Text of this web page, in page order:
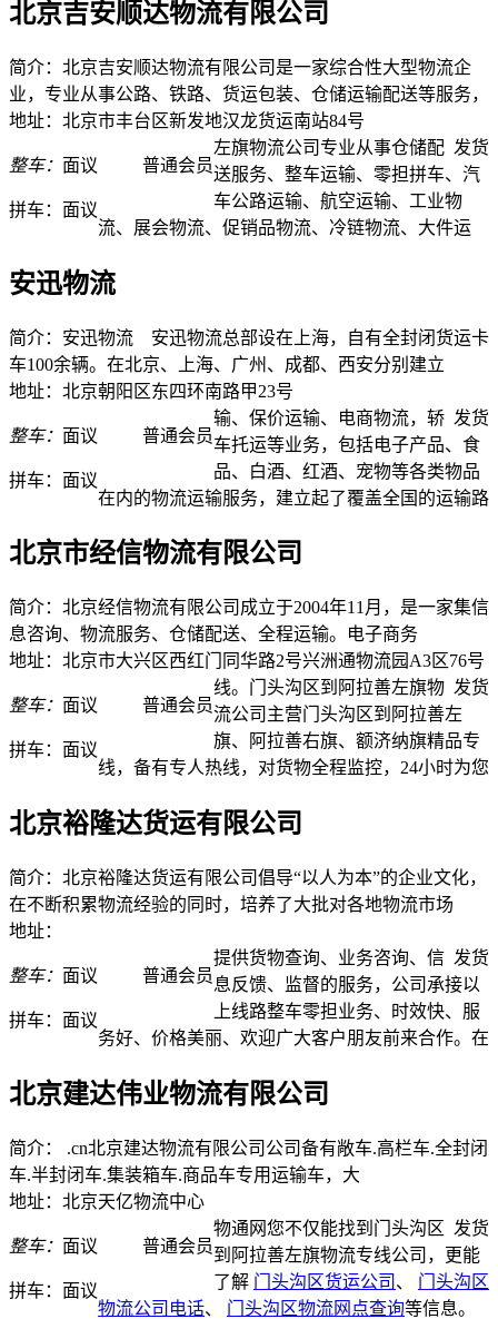
北京吉安顺达物流有限公司
简介：北京吉安顺达物流有限公司是一家综合性大型物流企
业，专业从事公路、铁路、货运包装、仓储运输配送等服务，
地址：北京市丰台区新发地汉龙货运南站84号
整车： 面议
拼车： 面议
普通会员
发货
安迅物流
简介：安迅物流 安迅物流总部设在上海，自有全封闭货运卡
车100余辆。在北京、上海、广州、成都、西安分别建立
地址：北京朝阳区东四环南路甲23号
整车： 面议
拼车： 面议
普通会员
发货
北京市经信物流有限公司
简介：北京经信物流有限公司成立于2004年11月，是一家集信
息咨询、物流服务、仓储配送、全程运输。电子商务
地址：北京市大兴区西红门同华路2号兴洲通物流园A3区76号
整车： 面议
拼车： 面议
普通会员
发货
北京裕隆达货运有限公司
简介：北京裕隆达货运有限公司倡导“以人为本”的企业文化，
在不断积累物流经验的同时，培养了大批对各地物流市场
地址：
整车： 面议
拼车： 面议
普通会员
发货
北京建达伟业物流有限公司
简介： .cn北京建达物流有限公司公司备有敞车.高栏车.全封闭
车.半封闭车.集装箱车.商品车专用运输车，大
地址：北京天亿物流中心
整车： 面议
拼车： 面议
普通会员
发货
左旗物流公司专业从事仓储配
送服务、整车运输、零担拼车、汽
车公路运输、航空运输、工业物
流、展会物流、促销品物流、冷链物流、大件运
输、保价运输、电商物流，轿
车托运等业务，包括电子产品、食
品、白酒、红酒、宠物等各类物品
在内的物流运输服务，建立起了覆盖全国的运输路
线。门头沟区到阿拉善左旗物
流公司主营门头沟区到阿拉善左
旗、阿拉善右旗、额济纳旗精品专
线，备有专人热线，对货物全程监控，24小时为您
提供货物查询、业务咨询、信
息反馈、监督的服务，公司承接以
上线路整车零担业务、时效快、服
务好、价格美丽、欢迎广大客户朋友前来合作。在
物通网您不仅能找到门头沟区
到阿拉善左旗物流专线公司，更能
了解 门头沟区货运公司 、 门头沟区
物流公司电话、 门头沟区物流网点查询等信息。